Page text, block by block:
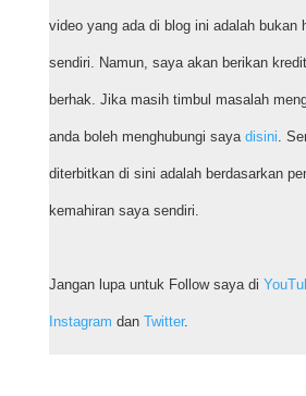
video yang ada di blog ini adalah bukan
sendiri. Namun, saya akan berikan
berhak. Jika masih timbul masalah
anda boleh menghubungi saya disini.
diterbitkan di sini adalah berdasarkan
kemahiran saya sendiri.
Jangan lupa untuk Follow saya di
Instagram dan Twitter.